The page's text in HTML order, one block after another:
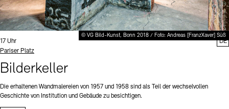
© VG Bild-Kunst, Bonn 2018 / Foto: Andreas [FranzXaver] Süß
Uhrzeit:
17 Uhr
Standort
Pariser Platz
Bilderkeller
Die erhaltenen Wandmalereien von 1957 und 1958 sind als Teil der wechselvollen
Geschichte von Institution und Gebäude zu besichtigen.
DE